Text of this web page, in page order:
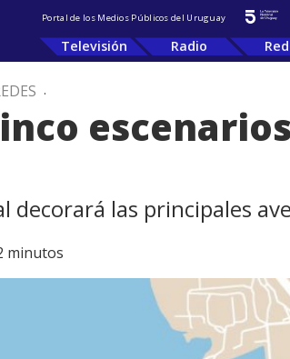
Portal de los Medios Públicos del Uruguay
Televisión Radio
.
decorará las principales
minutos